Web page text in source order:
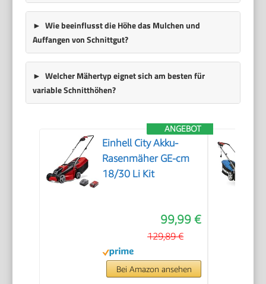
Wie beeinflusst die Höhe das Mulchen und
Auffangen von Schnittgut?
Welcher Mähertyp eignet sich am besten für
variable Schnitthöhen?
ANGEBOT
Einhell City Akku-
Rasenmäher GE-cm
18/30 Li Kit
99,99 €
129,89 €
Bei Amazon ansehen